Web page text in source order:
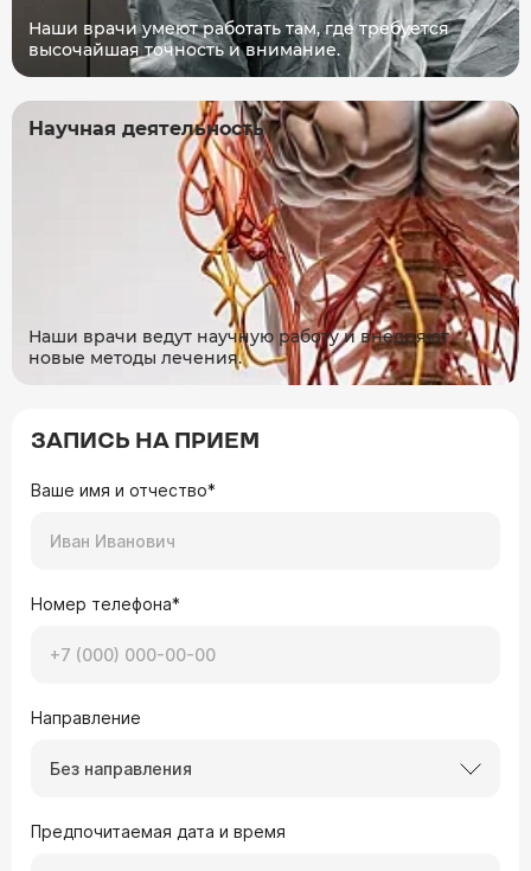
Наши врачи умеют работать там, где требуется
высочайшая точность и внимание.
Научная деятельность
Наши врачи ведут научную работу и внедряют
новые методы лечения.
ЗАПИСЬ НА ПРИЕМ
Ваше имя и отчество*
Номер телефона*
Направление
Без направления
Предпочитаемая дата и время